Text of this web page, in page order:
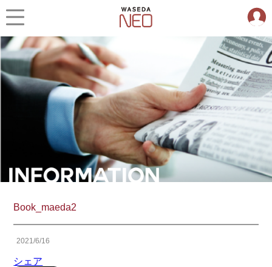
Book_maeda2
2021/6/16
シェア